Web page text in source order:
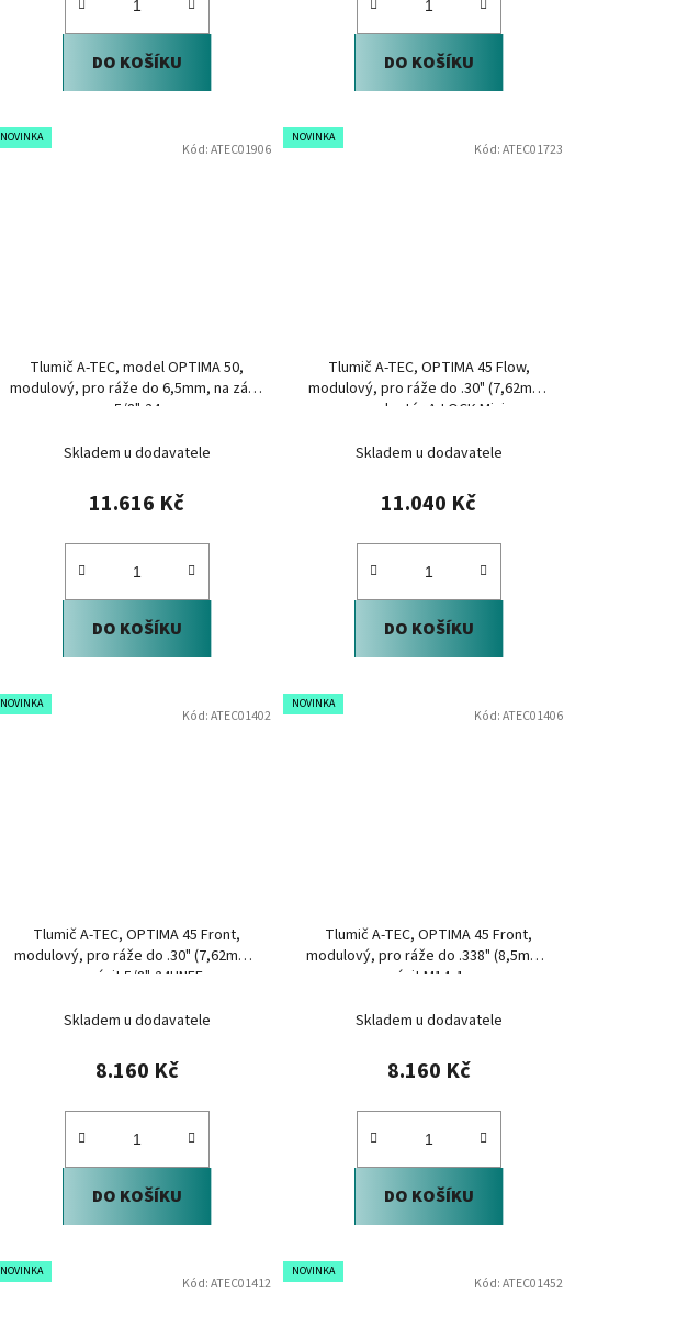
DO KOŠÍKU DO KOŠÍKU
NOVINKA
Tlumič A-TEC, model OPTIMA 50,
modulový, pro ráže do 6,5mm, na závit
5/8"-24
Skladem u dodavatele
11.616 Kč
DO KOŠÍKU
Kód:ATEC01906
NOVINKA
Tlumič A-TEC, OPTIMA 45 Flow,
modulový, pro ráže do .30" (7,62mm)
na adaptér A-LOCK Mini
Skladem u dodavatele
11.040 Kč
DO KOŠÍKU
Kód:ATEC01723
NOVINKA
Tlumič A-TEC, OPTIMA 45 Front,
modulový, pro ráže do .30" (7,62mm),
na závit 5/8"-24UNEF
Skladem u dodavatele
8.160 Kč
DO KOŠÍKU
Kód:ATEC01402
NOVINKA
Tlumič A-TEC, OPTIMA 45 Front,
modulový, pro ráže do .338" (8,5mm),
na závit M14x1mm
Skladem u dodavatele
8.160 Kč
DO KOŠÍKU
Kód:ATEC01406
NOVINKA
Kód:ATEC01412
NOVINKA
Kód:ATEC01452